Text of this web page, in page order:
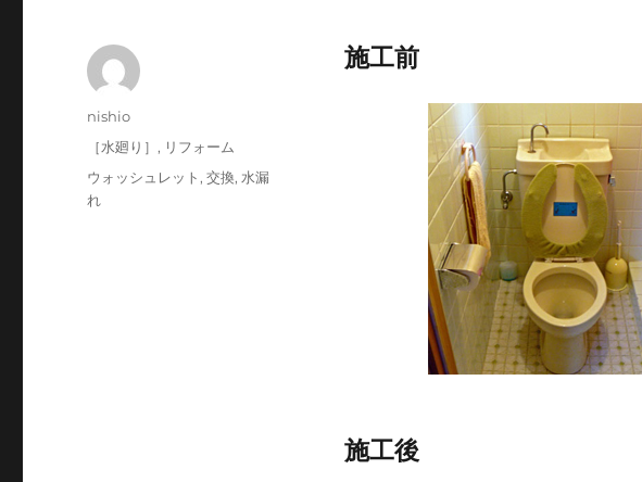
施工前
施工後
投
者
nishio
投
稿
日:
カ
テ
ゴ
［水廻り］ , リフォーム
タ
グ
ウォッシュレット ,交換, 水漏
れ